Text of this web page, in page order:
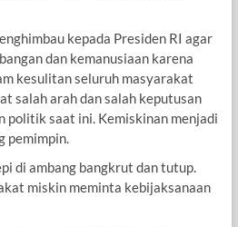
kepada Presiden RI agar
dan kemanusiaan karena
kesulitan seluruh masyarakat
salah arah dan salah keputusan
politik saat ini. Kemiskinan menjadi
pemimpin.
di ambang bangkrut dan tutup.
miskin meminta kebijaksanaan